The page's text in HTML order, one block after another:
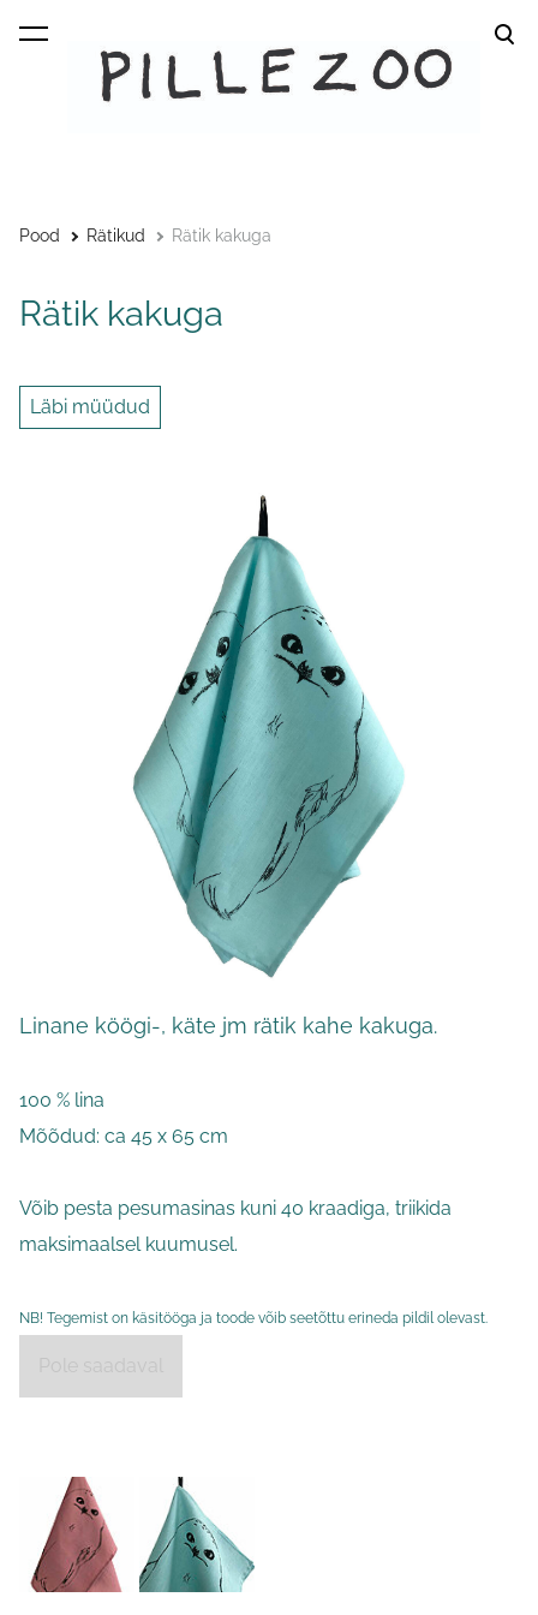
lisati ostukorvi.
Pood Rätikud Rätik kakuga
Rätik kakuga
Läbi müüdud
Linane köögi-, käte jm rätik kahe kakuga.
100 % lina
Mõõdud: ca 45 x 65 cm
Võib pesta pesumasinas kuni 40 kraadiga, triikida
maksimaalsel kuumusel.
NB! Tegemist on käsitööga ja toode võib seetõttu erineda pildil olevast.